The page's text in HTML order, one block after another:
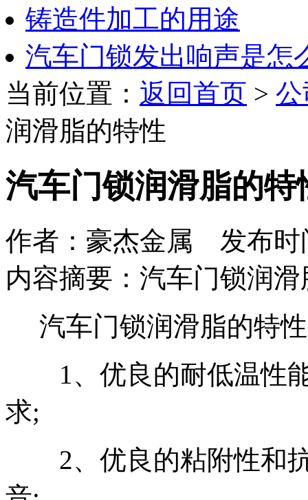
铸造件加工的用途
汽车门锁发出响声是怎
当前位置： 返回首页 >
润滑脂的特性
汽车门锁润滑脂的特
作者：豪杰金属 发布时
内容摘要：汽车门锁润
汽车门锁润滑脂的特
1、优良的耐低温性能
求;
2、优良的粘附性和抗